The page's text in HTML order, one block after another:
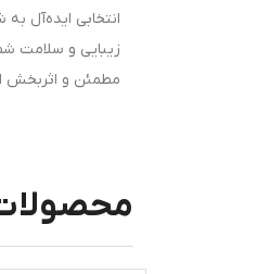
زیبایی و سلامت
مطمئن و اثربخش